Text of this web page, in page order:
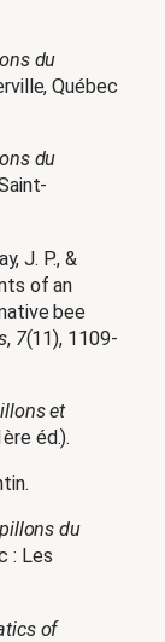
du
Québec
du
J. P., &
of an
bee
, 7(11), 1109-
et
éd.).
du
: Les
of